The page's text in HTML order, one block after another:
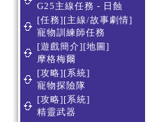
G25主線任務 - 日蝕
[任務][主線/故事劇情]
寵物訓練師任務
[遊戲簡介][地圖]
摩格梅爾
[攻略][系統]
寵物探險隊
[攻略][系統]
精靈武器